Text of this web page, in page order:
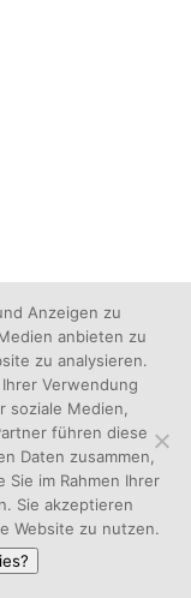
Anzeigen zu
anbieten zu
zu analysieren.
Verwendung
soziale Medien,
führen diese
Daten zusammen,
im Rahmen Ihrer
Sie akzeptieren
Website zu nutzen.